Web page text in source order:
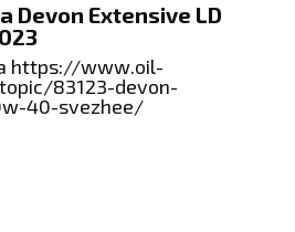
Devon Extensive LD
https://www.oil-
83123-devon-
40-svezhee/